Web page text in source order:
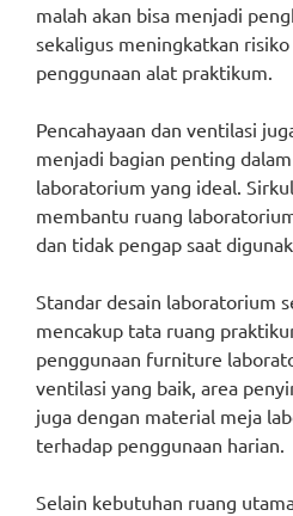
malah akan bisa menjadi
sekaligus meningkatkan
penggunaan alat praktikum.
Pencahayaan dan ventilasi
menjadi bagian penting
laboratorium yang ideal.
membantu ruang
dan tidak pengap saat
Standar desain laboratorium
mencakup tata ruang
penggunaan furniture
ventilasi yang baik, area
juga dengan material meja
terhadap penggunaan harian.
Selain kebutuhan ruang